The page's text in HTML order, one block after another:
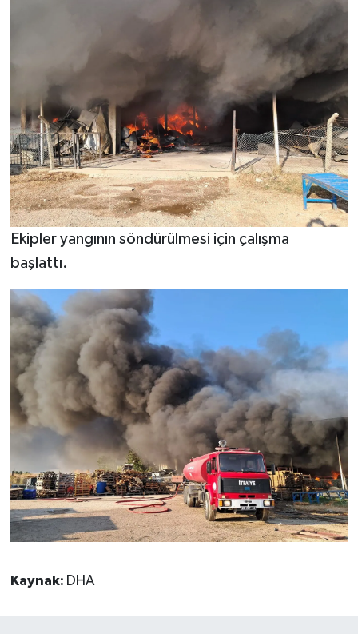
Ekipler yangının söndürülmesi için çalışma
başlattı.
Kaynak: DHA